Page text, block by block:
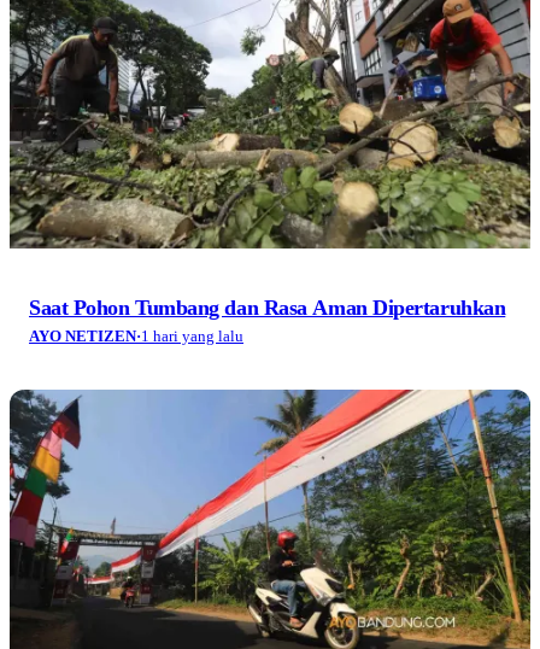
Saat Pohon Tumbang dan Rasa Aman Dipertaruhkan
AYO NETIZEN·1 hari yang lalu